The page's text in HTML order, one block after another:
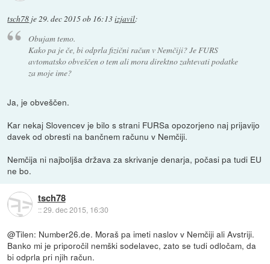
tsch78 je29. dec 2015 ob 16:13izjavil:
Obujam temo.
Kako pa je če, bi odprla fizični račun v Nemčiji? Je FURS
avtomatsko obveščen o tem ali mora direktno zahtevati podatke
za moje ime?
Ja, je obveščen.
Kar nekaj Slovencev je bilo s strani FURSa opozorjeno naj prijavijo
davek od obresti na bančnem računu v Nemčiji.
Nemčija ni najboljša država za skrivanje denarja, počasi pa tudi EU
ne bo.
tsch78
::29. dec 2015, 16:30
@Tilen: Number26.de. Moraš pa imeti naslov v Nemčiji ali Avstriji.
Banko mi je priporočil nemški sodelavec, zato se tudi odločam, da
bi odprla pri njih račun.